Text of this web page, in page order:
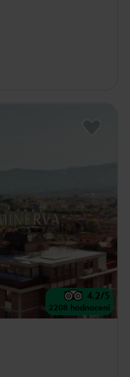
4.2/5
2208 hodnocení